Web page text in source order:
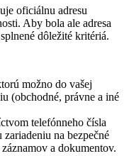
oficiálnu adresu
Aby bola ale adresa
dôležité kritériá.
možno do vašej
(obchodné, právne a iné
telefónneho čísla
na bezpečné
a dokumentov.